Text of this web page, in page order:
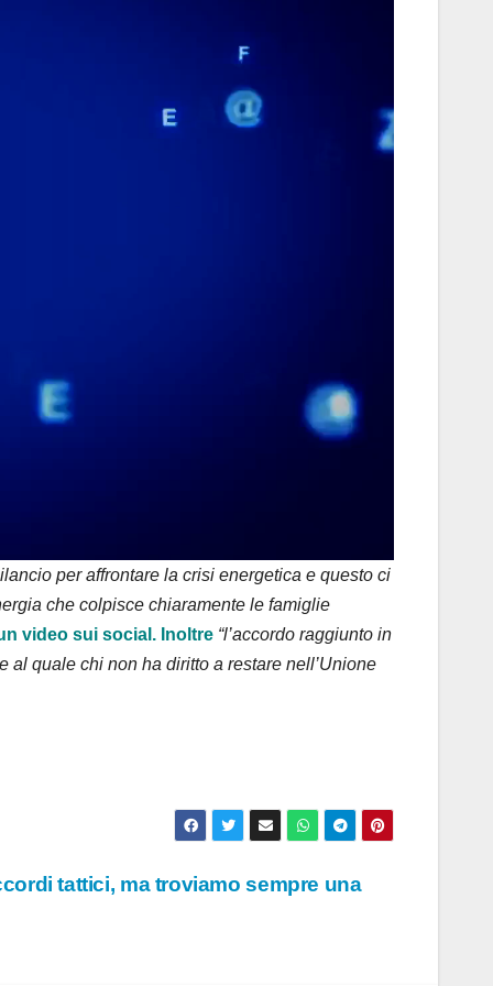
per affrontare la crisi energetica e questo ci
che colpisce chiaramente le famiglie
video sui social. Inoltre “l’accordo raggiunto in
al quale chi non ha diritto a restare nell’Unione
tattici, ma troviamo sempre una